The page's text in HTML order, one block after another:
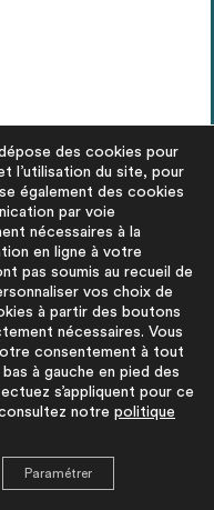
!
marché
Haillan, il est
des cookies pour
l’utilisation du site, pour
également des cookies
par voie
nécessaires à la
en ligne à votre
pas soumis au recueil de
vos choix de
à partir des boutons
nécessaires. Vous
consentement à tout
à gauche en pied des
s’appliquent pour ce
notre politique
Paramétrer